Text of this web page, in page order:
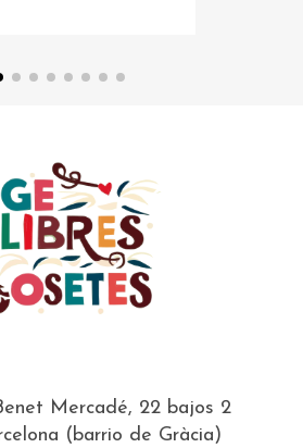
Mercadé, 22 bajos 2
(barrio de Gràcia)